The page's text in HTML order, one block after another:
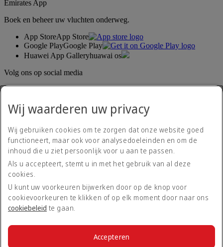
Emirates App
Boek en beheer uw vluchten onderweg.
App StoreApp Store
Google PlayGoogle Play
Huawei App Galleryhuawai os
Volg ons op social media
Toegankelijkheidsverklaring
Neem contact met ons op
Privacybeleid
Algemene voorwaarden
Cookiebeleid
Wij waarderen uw privacy
Wij gebruiken cookies om te zorgen dat onze website goed
functioneert, maar ook voor analysedoeleinden en om de
inhoud die u ziet persoonlijk voor u aan te passen.
Als u accepteert, stemt u in met het gebruik van al deze
cookies.
U kunt uw voorkeuren bijwerken door op de knop voor
cookievoorkeuren te klikken of op elk moment door naar ons
cookiebeleid te gaan.
Accepteren